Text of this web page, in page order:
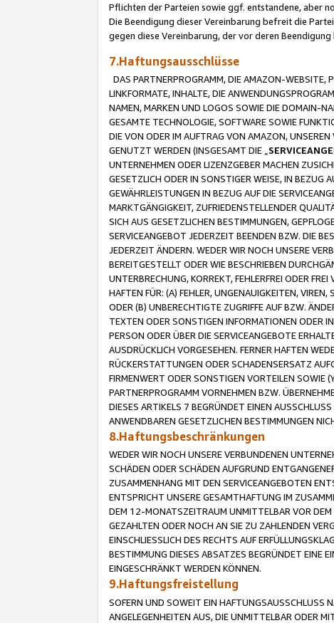
Pflichten der Parteien sowie ggf. entstandene, aber
Die Beendigung dieser Vereinbarung befreit die
gegen diese Vereinbarung, der vor deren
7.Haftungsausschlüsse
DAS PARTNERPROGRAMM, DIE AMAZON-WEBSITE,
LINKFORMATE, INHALTE, DIE
NAMEN, MARKEN UND LOGOS SOWIE DIE DOMAIN-
GESAMTE TECHNOLOGIE, SOFTWARE SOWIE
DIE VON ODER IM AUFTRAG VON AMAZON,
GENUTZT WERDEN (INSGESAMT DIE „
UNTERNEHMEN ODER LIZENZGEBER MACHEN
GESETZLICH ODER IN SONSTIGER WEISE, IN BEZUG
GEWÄHRLEISTUNGEN IN BEZUG AUF DIE
MARKTGÄNGIGKEIT, ZUFRIEDENSTELLENDER
SICH AUS GESETZLICHEN BESTIMMUNGEN,
SERVICEANGEBOT JEDERZEIT BEENDEN BZW. DIE
JEDERZEIT ÄNDERN. WEDER WIR NOCH UNSERE
BEREITGESTELLT ODER WIE BESCHRIEBEN
UNTERBRECHUNG, KORREKT, FEHLERFREI ODER
HAFTEN FÜR: (A) FEHLER, UNGENAUIGKEITEN,
ODER (B) UNBERECHTIGTE ZUGRIFFE AUF BZW.
TEXTEN ODER SONSTIGEN INFORMATIONEN ODER
PERSON ODER ÜBER DIE SERVICEANGEBOTE
AUSDRÜCKLICH VORGESEHEN. FERNER HAFTEN
RÜCKERSTATTUNGEN ODER SCHADENSERSATZ
FIRMENWERT ODER SONSTIGEN VORTEILEN SOWIE
PARTNERPROGRAMM VORNEHMEN BZW.
DIESES ARTIKELS 7 BEGRÜNDET EINEN
ANWENDBAREN GESETZLICHEN BESTIMMUNGEN
8.Haftungsbeschränkungen
WEDER WIR NOCH UNSERE VERBUNDENEN
SCHÄDEN ODER SCHÄDEN AUFGRUND
ZUSAMMENHANG MIT DEN SERVICEANGEBOTEN
ENTSPRICHT UNSERE GESAMTHAFTUNG IM
DEM 12-MONATSZEITRAUM UNMITTELBAR VOR
GEZAHLTEN ODER NOCH AN SIE ZU ZAHLENDEN
EINSCHLIESSLICH DES RECHTS AUF
BESTIMMUNG DIESES ABSATZES BEGRÜNDET EINE
EINGESCHRÄNKT WERDEN KÖNNEN.
9.Haftungsfreistellung
SOFERN UND SOWEIT EIN HAFTUNGSAUSSCHLUSS
ANGELEGENHEITEN AUS, DIE UNMITTELBAR ODER